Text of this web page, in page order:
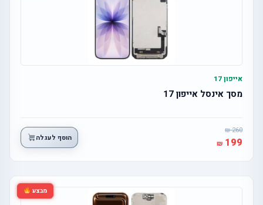
אייפון 17
מסך אינסל אייפון 17
260
199 הוסף לעגלה
מבצע